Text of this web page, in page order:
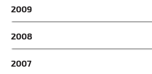
2009
2008
2007